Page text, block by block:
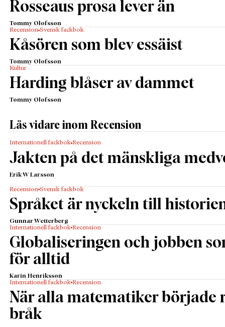
Rosseaus prosa lever än
Tommy Olofsson
Recension Svensk fackbok
Kåsören som blev essäist
Tommy Olofsson
Kultur
Harding blåser av dammet
Tommy Olofsson
Läs vidare inom Recension
Internationell fackbok Recension
Jakten på det mänskliga
Erik W Larsson
Recension Svensk fackbok
Språket är nyckeln till
Gunnar Wetterberg
Internationell fackbok Recension
Globaliseringen och jobben
för alltid
Karin Henriksson
Internationell fackbok Recension
När alla matematiker började
bråk